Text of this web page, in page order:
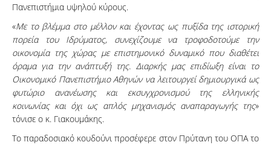
Πανεπιστήμια υψηλού κύρους.
«Με το βλέμμα στο μέλλον και έχοντας ως πυξίδα της ιστορική
πορεία του Ιδρύματος, συνεχίζουμε να τροφοδοτούμε την
οικονομία της χώρας με επιστημονικό δυναμικό που διαθέτει
όραμα για την ανάπτυξή της. Διαρκής μας επιδίωξη είναι το
Οικονομικό Πανεπιστήμιο Αθηνών να λειτουργεί δημιουργικά ως
φυτώριο ανανέωσης και εκσυγχρονισμού της ελληνικής
κοινωνίας και όχι ως απλός μηχανισμός αναπαραγωγής της»
τόνισε ο κ. Γιακουμάκης.
Το παραδοσιακό κουδούνι προσέφερε στον Πρύτανη του ΟΠΑ το